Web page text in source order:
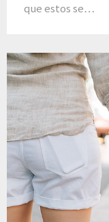
que estos se…